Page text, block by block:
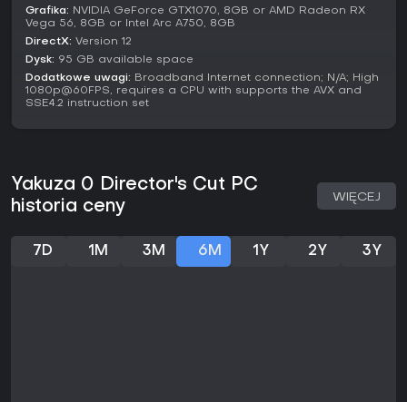
skupionych na postaciach w retro-japońskim klimacie, choć
jeśli wolisz nieskróconą oryginalną wersję, dodatki mogą
nie przekonać.
Grafika: NVIDIA GeForce GTX1070, 8GB or AMD Radeon RX
Vega 56, 8GB or Intel Arc A750, 8GB
DirectX: Version 12
Dysk: 95 GB available space
Dodatkowe uwagi: Broadband Internet connection; N/A; High
1080p@60FPS, requires a CPU with supports the AVX and
SSE4.2 instruction set
Yakuza 0 Director's Cut PC
historia ceny
WIĘCEJ
7D 1M 3M 6M 1Y 2Y 3Y